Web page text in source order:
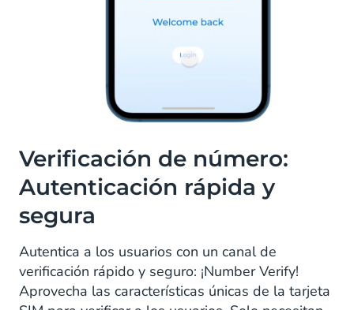
Verificación de número:
Autenticación rápida y
segura
Autentica a los usuarios con un canal de
verificación rápido y seguro: ¡Number Verify!
Aprovecha las características únicas de la tarjeta